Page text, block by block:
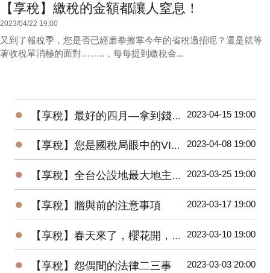
【享稅】繳稅的金額都讓人窒息！
2023/04/22 19:00
又到了報稅季，您是否已經磨拳擦掌今年的省稅過招呢？還是就等
著收稅單消極的面對……..，每每提到繳稅金...
● 【享稅】最好的四月—拿到錢又全民大減稅 2023-04-15 19:00
● 【享稅】您是國稅局眼中的VIP嗎？ 2023-04-08 19:00
● 【享稅】全台公設地最大地主您猜是誰？ 2023-03-25 19:00
● 【享稅】贈與前的注意事項 2023-03-17 19:00
● 【享稅】春天來了，櫻花開，稅官們也動起來！ 2023-03-10 19:00
● 【享稅】怨偶間的法律二三事 2023-03-03 20:00